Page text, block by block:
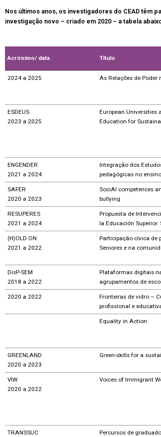
Nos últimos anos, os investigadores do CEAD têm
investigação novo – criado em 2020 – a tabela
Acrónimo/ data Título
2024 a 2025 As Relações de Poder
ESDEUS
2023 a 2025
European Universities
Education for
ENGENDER
2021 a 2024
Integração dos
pedagógicas no
SAFER
2020 a 2023
SociAl competences
bullying
RESUPERES
2021 a 2024
Propuesta de
la Educación
(H)OLD ON
2021 a 2022
Participação cívica de
Seniores e na
DisP-SEM
2018 a 2022
Plataformas digitais
agrupamentos de
2020 a 2022
Fronteiras de vidro –
profissional e
Equality in Action
GREENLAND
2020 a 2023
Green-skills for a
VIW
2020 a 2022
Voices of Immigrant
TRANSSUC
Percursos de